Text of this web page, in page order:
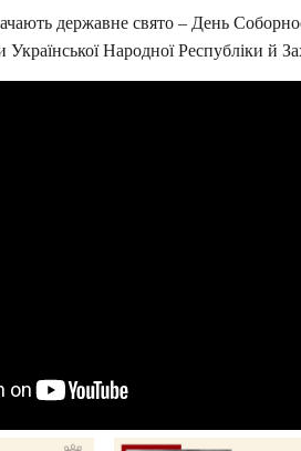
державне свято – День
Народної Республіки й